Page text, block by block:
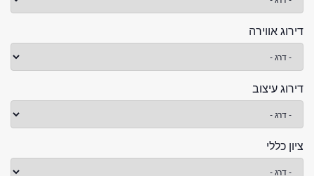
דירוג אווירה
דירוג עיצוב
ציון כללי